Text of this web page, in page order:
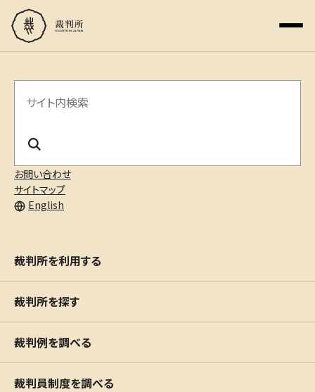
お問い合わせ
サイトマップ
English
サ
内
検
裁判所を利用する
裁判所を探す
裁判例を調べる
裁判員制度を調べる